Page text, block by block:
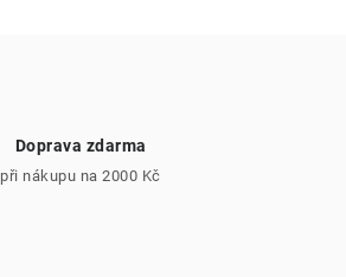
Doprava zdarma
při nákupu na 2000 Kč